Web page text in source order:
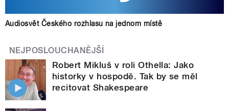
Audiosvět Českého rozhlasu na jednom místě
NEJPOSLOUCHANĚJŠÍ
Robert Mikluš v roli Othella: Jako
historky v hospodě. Tak by se měl
recitovat Shakespeare